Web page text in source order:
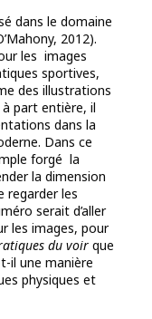
dans le domaine
2012).
les images
sportives,
des illustrations
part entière, il
dans la
Dans ce
forgé la
la dimension
regarder les
serait d’aller
les images, pour
du voir que
il une manière
physiques et